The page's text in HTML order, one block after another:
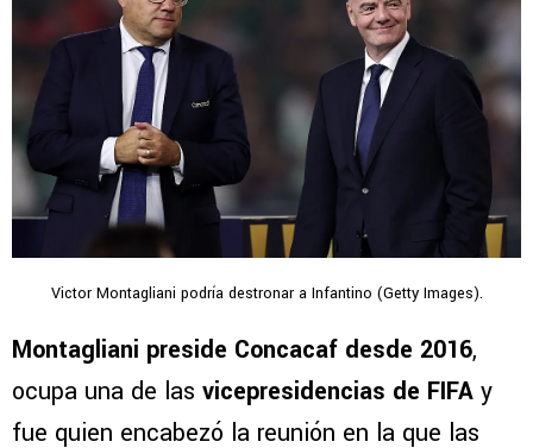
Victor Montagliani podría destronar a Infantino (Getty Images).
Montagliani preside Concacaf desde 2016,
ocupa una de las vicepresidencias de FIFA y
fue quien encabezó la reunión en la que las